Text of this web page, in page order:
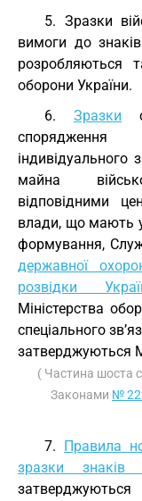
5. Зразки
вимоги до знаків
розробляються
оборони України.
6. Зразки
спорядження
індивідуального
майна
відповідними
влади, що мають у
формування,
державної
розвідки
Міністерства
спеціального
затверджуються
( Частина шоста
Законами №
7. Правила
зразки знаків